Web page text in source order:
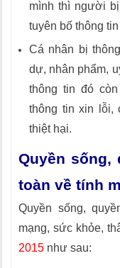
mình thì người
tuyên bố thông
Cá nhân bị
dự, nhân phẩm,
thông tin đó
thông tin xin lỗi,
thiệt hại.
Quyền sống,
toàn về tính
Quyền sống,
mạng, sức khỏe,
2015 như sau: